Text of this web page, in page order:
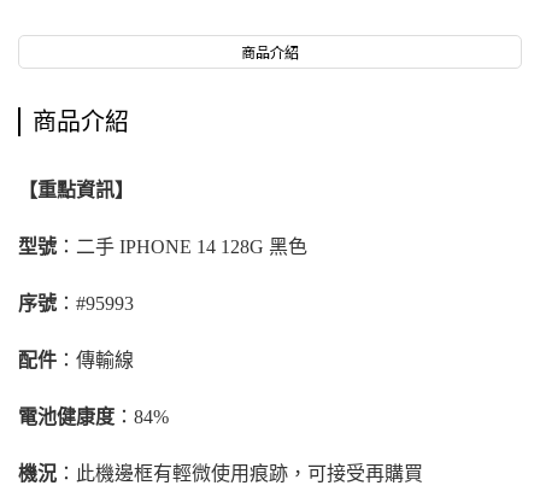
商品介紹
商品介紹
【重點資訊】
型號 ：二手 IPHONE 14 128G 黑色
序號 ：#95993
配件 ：傳輸線
電池健康度 ：84%
機況 ：此機邊框有輕微使用痕跡，可接受再購買